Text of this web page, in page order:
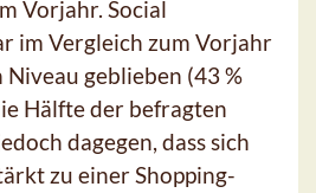
Vorjahr. Social
im Vergleich zum Vorjahr
geblieben (43 %
Hälfte der befragten
dagegen, dass sich
zu einer Shopping-